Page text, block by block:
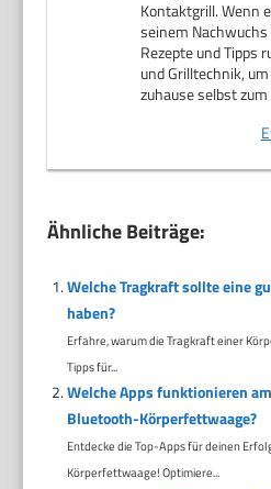
Kontaktgrill. Wenn
seinem
Rezepte und Tipps
und Grilltechnik,
zuhause selbst
Ähnliche Beiträge:
Welche Tragkraft sollte eine
haben?
Erfahre, warum die Tragkraft einer
Tipps für...
Welche Apps funktionieren
Bluetooth-Körperfettwaage?
Entdecke die Top-Apps für deinen
Körperfettwaage! Optimiere...